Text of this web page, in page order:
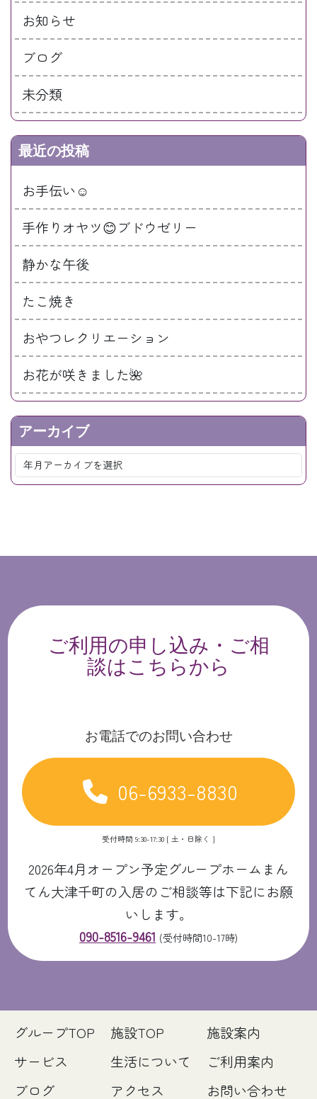
お知らせ
ブログ
未分類
最近の投稿
お手伝い☺️
手作りオヤツ😊ブドウゼリー
静かな午後
たこ焼き
おやつレクリエーション
お花が咲きました🌺
アーカイブ
ご利用の申し込み・ご相
談はこちらから
お電話でのお問い合わせ
06-6933-8830
受付時間 9:30-17:30 [ 土・日除く ]
2026年4月オープン予定グループホームまん
てん大津千町の入居のご相談等は下記にお願
いします。
090-8516-9461 (受付時間10-17時)
グループTOP 施設TOP
施設案内
サービス
生活について
ご利用案内
ブログ
アクセス お問い合わせ